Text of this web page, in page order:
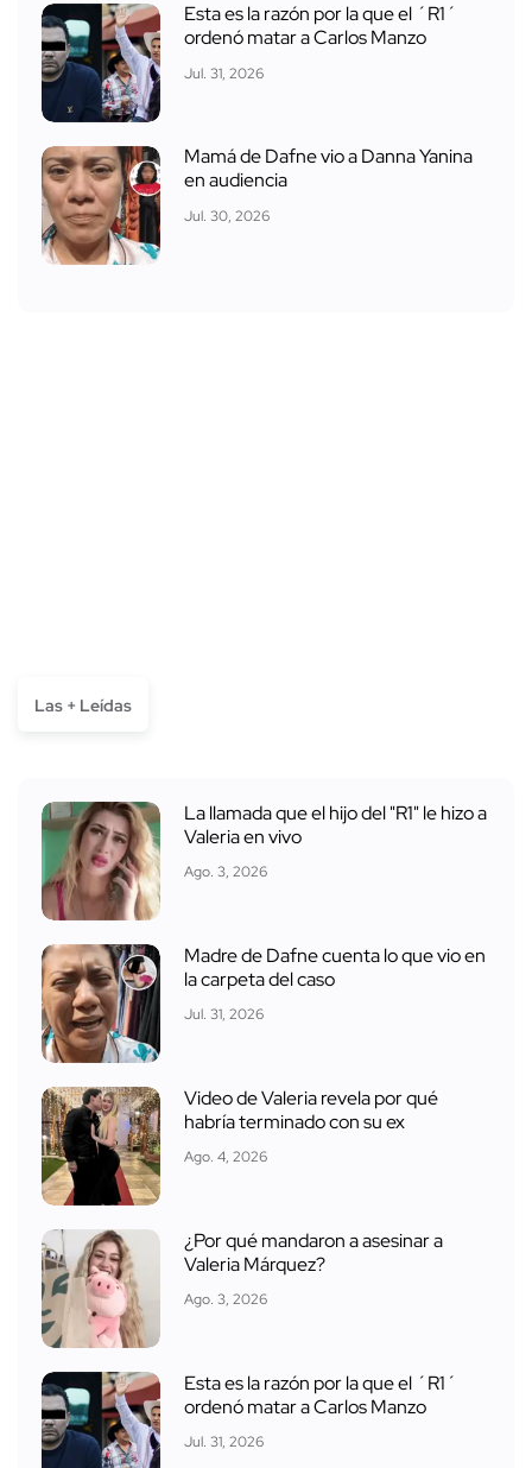
Esta es la razón por la que el ´R1´
ordenó matar a Carlos Manzo
Jul. 31, 2026
Mamá de Dafne vio a Danna Yanina
en audiencia
Jul. 30, 2026
Las + Leídas
La llamada que el hijo del "R1" le hizo a
Valeria en vivo
Ago. 3, 2026
Madre de Dafne cuenta lo que vio en
la carpeta del caso
Jul. 31, 2026
Video de Valeria revela por qué
habría terminado con su ex
Ago. 4, 2026
¿Por qué mandaron a asesinar a
Valeria Márquez?
Ago. 3, 2026
Esta es la razón por la que el ´R1´
ordenó matar a Carlos Manzo
Jul. 31, 2026